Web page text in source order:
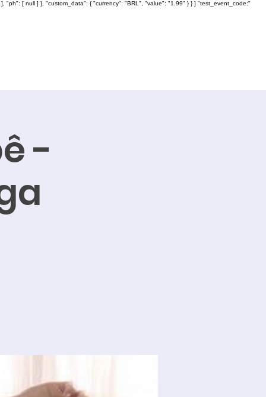
[ null ] }, "custom_data": { "currency": "BRL", "value": "1.99" } } ] "test_event_code:"
-